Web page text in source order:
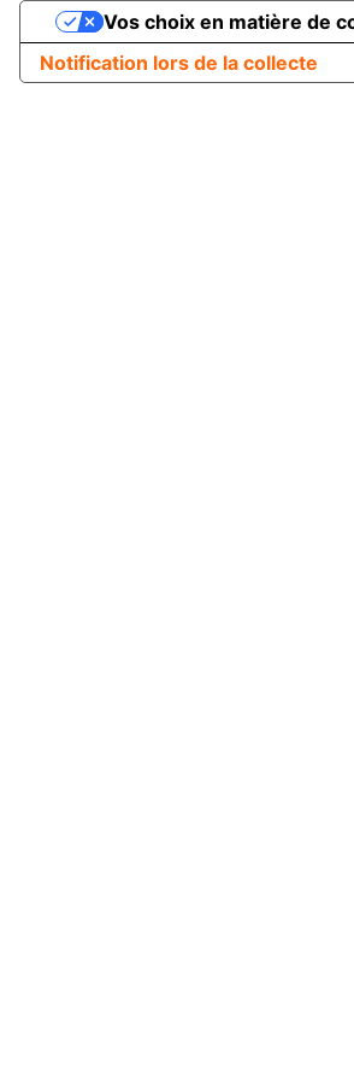
Notification lors de la collecte
Vos choix en matière de